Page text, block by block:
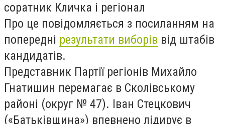
соратник Кличка і регіонал
Про це повідомляється з посиланням на
попередні результати виборів від штабів
кандидатів.
Представник Партії регіонів Михайло
Гнатишин перемагає в Сколівському
районі (округ № 47). Іван Стецкович
(«Батьківщина») впевнено лідирує в